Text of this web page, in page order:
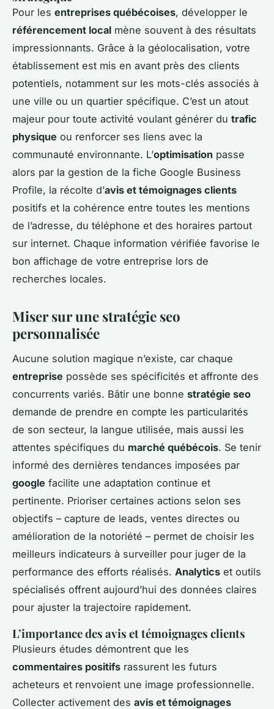
Pour les entreprises québécoises, développer le
référencement local mène souvent à des résultats
impressionnants. Grâce à la géolocalisation, votre
établissement est mis en avant près des clients
potentiels, notamment sur les mots-clés associés à
une ville ou un quartier spécifique. C’est un atout
majeur pour toute activité voulant générer du trafic
physique ou renforcer ses liens avec la
communauté environnante. L’optimisation passe
alors par la gestion de la fiche Google Business
Profile, la récolte d’avis et témoignages clients
positifs et la cohérence entre toutes les mentions
de l’adresse, du téléphone et des horaires partout
sur internet. Chaque information vérifiée favorise le
bon affichage de votre entreprise lors de
recherches locales.
Miser sur une stratégie seo
personnalisée
Aucune solution magique n’existe, car chaque
entreprise possède ses spécificités et affronte des
concurrents variés. Bâtir une bonne stratégie seo
demande de prendre en compte les particularités
de son secteur, la langue utilisée, mais aussi les
attentes spécifiques du marché québécois. Se tenir
informé des dernières tendances imposées par
google facilite une adaptation continue et
pertinente. Prioriser certaines actions selon ses
objectifs – capture de leads, ventes directes ou
amélioration de la notoriété – permet de choisir les
meilleurs indicateurs à surveiller pour juger de la
performance des efforts réalisés. Analytics et outils
spécialisés offrent aujourd’hui des données claires
pour ajuster la trajectoire rapidement.
L’importance des avis et témoignages clients
Plusieurs études démontrent que les
commentaires positifs rassurent les futurs
acheteurs et renvoient une image professionnelle.
Collecter activement des avis et témoignages